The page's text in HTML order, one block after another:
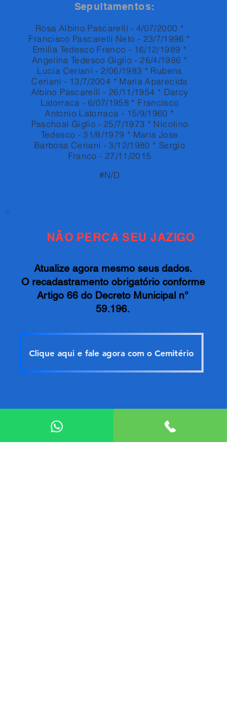
Sepultamentos:
Rosa Albino Pascarelli - 4/07/2000 *
Francisco Pascarelli Neto - 23/7/1996 *
Emilia Tedesco Franco - 16/12/1989 *
Angelina Tedesco Giglio - 26/4/1986 *
Lucia Ceriani - 2/06/1983 * Rubens
Ceriani - 13/7/2004 * Maria Aparecida
Albino Pascarelli - 26/11/1954 * Darcy
Latorraca - 6/07/1958 * Francisco
Antonio Latorraca - 15/9/1960 *
Paschoal Giglio - 25/7/1973 * Nicolino
Tedesco - 31/8/1979 * Maria Jose
Barbosa Ceriani - 3/12/1980 * Sergio
Franco - 27/11/2015
#N/D
NÃO PERCA SEU JAZIGO
Atualize agora mesmo seus dados.
O recadastramento obrigatório conforme
Artigo 66 do Decreto Municipal n°
59.196.
Clique aqui e fale agora com o Cemitério